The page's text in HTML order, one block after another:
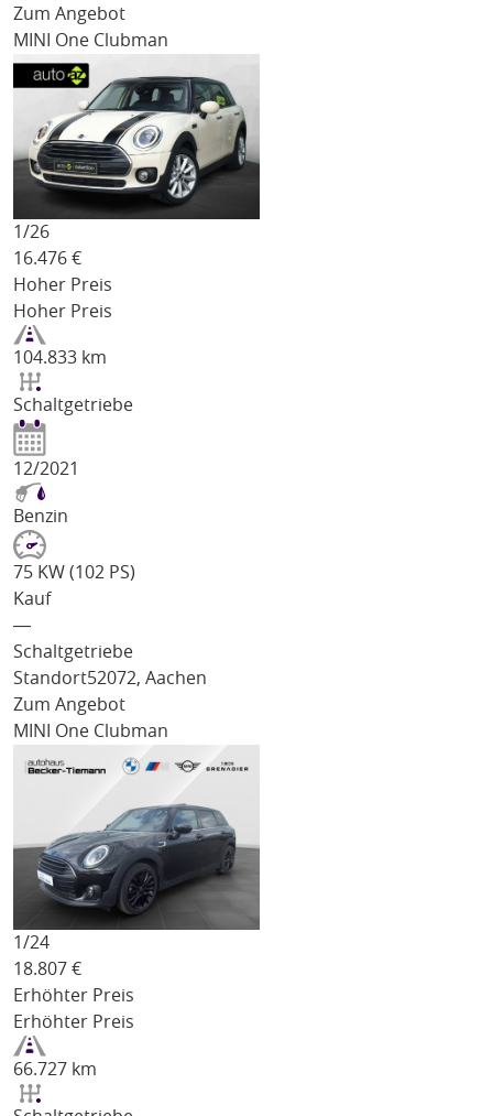
Zum Angebot
MINI One Clubman
1/26
16.476 €
Hoher Preis
Hoher Preis
104.833 km
Schaltgetriebe
12/2021
Benzin
75 KW (102 PS)
Kauf
―
Schaltgetriebe
Standort52072, Aachen
Zum Angebot
MINI One Clubman
1/24
18.807 €
Erhöhter Preis
Erhöhter Preis
66.727 km